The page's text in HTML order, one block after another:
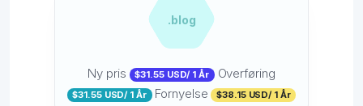
.blog
Ny pris $31.55 USD/ 1 År Overføring
$31.55 USD/ 1 År Fornyelse $38.15 USD/ 1 År